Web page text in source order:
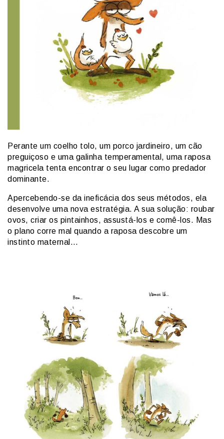
Perante um coelho tolo, um porco jardineiro, um cão
preguiçoso e uma galinha temperamental, uma raposa
magricela tenta encontrar o seu lugar como predador
dominante.
Apercebendo-se da ineficácia dos seus métodos, ela
desenvolve uma nova estratégia. A sua solução: roubar
ovos, criar os pintainhos, assustá-los e comê-los. Mas
o plano corre mal quando a raposa descobre um
instinto maternal…